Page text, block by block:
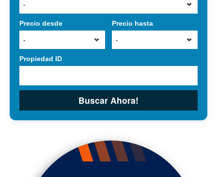
-
Precio desde
-
Precio hasta
-
Propiedad ID
Buscar Ahora!